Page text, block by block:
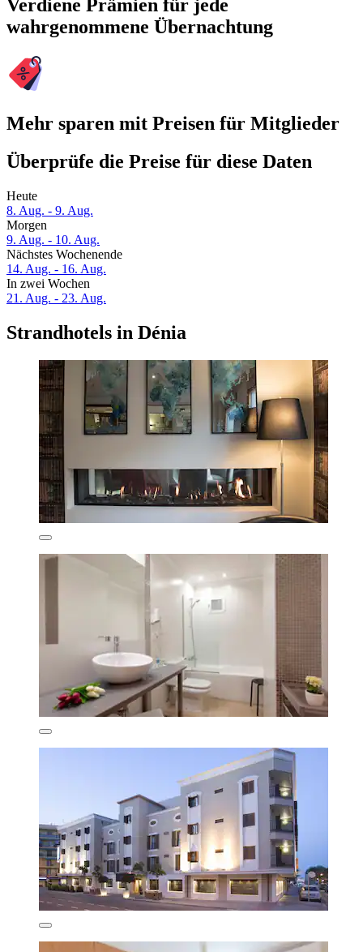
Verdiene Prämien für jede
wahrgenommene Übernachtung
Mehr sparen mit Preisen für Mitglieder
Überprüfe die Preise für diese Daten
Heute
8. Aug. - 9. Aug.
Morgen
9. Aug. - 10. Aug.
Nächstes Wochenende
14. Aug. - 16. Aug.
In zwei Wochen
21. Aug. - 23. Aug.
Strandhotels in Dénia